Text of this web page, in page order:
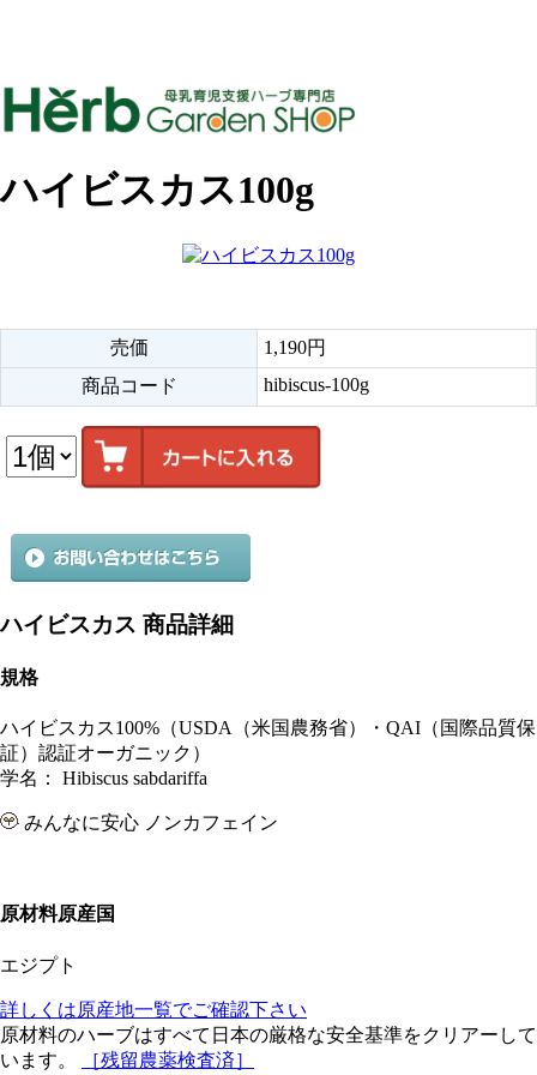
ハイビスカス100g
売価
1,190円
商品コード
hibiscus-100g
ハイビスカス 商品詳細
規格
ハイビスカス100%（USDA（米国農務省）・QAI（国際品質保
証）認証オーガニック）
学名： Hibiscus sabdariffa
みんなに安心 ノンカフェイン
原材料原産国
エジプト
詳しくは原産地一覧でご確認下さい
原材料のハーブはすべて日本の厳格な安全基準をクリアーして
います。
［残留農薬検査済］